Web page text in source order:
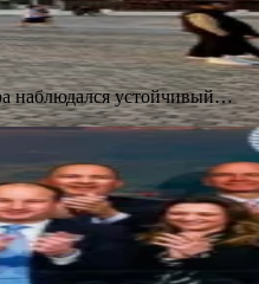
наблюдался устойчивый…